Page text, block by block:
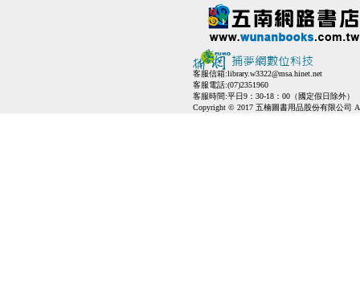
客服信箱:library.w3322@msa.hinet.net
客服電話:(07)2351960
客服時間:平日9：30-18：00（國定假日除外）
Copyright © 2017 五楠圖書用品股份有限公司